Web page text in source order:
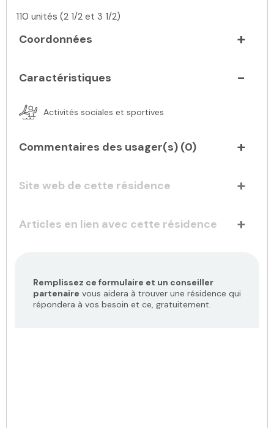
110 unités (2 1/2 et 3 1/2)
Coordonnées
Caractéristiques
Activités sociales et sportives
Commentaires des usager(s) (0)
Site web de cette résidence
Articles en lien avec cette résidence
Remplissez ce formulaire et un conseiller
partenaire vous aidera à trouver une résidence qui
répondera à vos besoin et ce, gratuitement.